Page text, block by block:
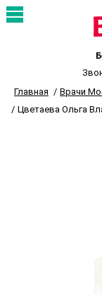
Главная Врачи
Цветаева Ольга